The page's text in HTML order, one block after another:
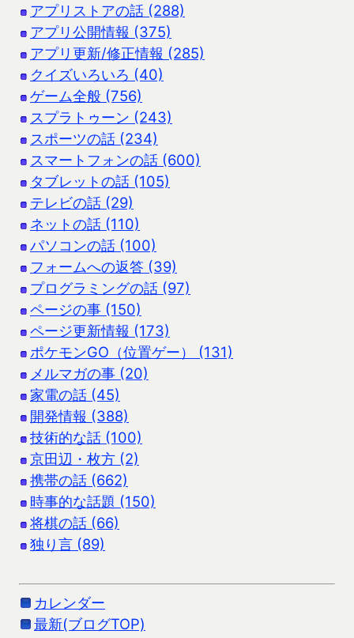
アプリストアの話 (288)
アプリ公開情報 (375)
アプリ更新/修正情報 (285)
クイズいろいろ (40)
ゲーム全般 (756)
スプラトゥーン (243)
スポーツの話 (234)
スマートフォンの話 (600)
タブレットの話 (105)
テレビの話 (29)
ネットの話 (110)
パソコンの話 (100)
フォームへの返答 (39)
プログラミングの話 (97)
ページの事 (150)
ページ更新情報 (173)
ポケモンGO（位置ゲー） (131)
メルマガの事 (20)
家電の話 (45)
開発情報 (388)
技術的な話 (100)
京田辺・枚方 (2)
携帯の話 (662)
時事的な話題 (150)
将棋の話 (66)
独り言 (89)
カレンダー
最新(ブログTOP)